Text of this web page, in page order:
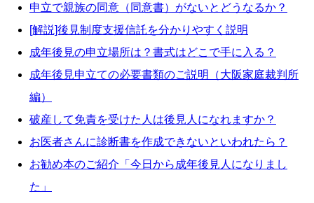
申立で親族の同意（同意書）がないとどうなるか？
[解説]後見制度支援信託を分かりやすく説明
成年後見の申立場所は？書式はどこで手に入る？
成年後見申立ての必要書類のご説明（大阪家庭裁判所
編）
破産して免責を受けた人は後見人になれますか？
お医者さんに診断書を作成できないといわれたら？
お勧め本のご紹介「今日から成年後見人になりまし
た」